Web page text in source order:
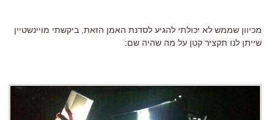
מכיוון שממש לא יכולתי להגיע לסדנת האמן הזאת, ביקשתי מויינשטיין
שייתן לנו תקציר קטן על מה שהיה שם: